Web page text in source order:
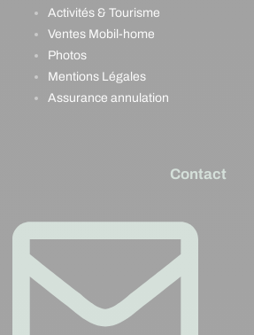
Activités & Tourisme
Ventes Mobil-home
Photos
Mentions Légales
Assurance annulation
Contact